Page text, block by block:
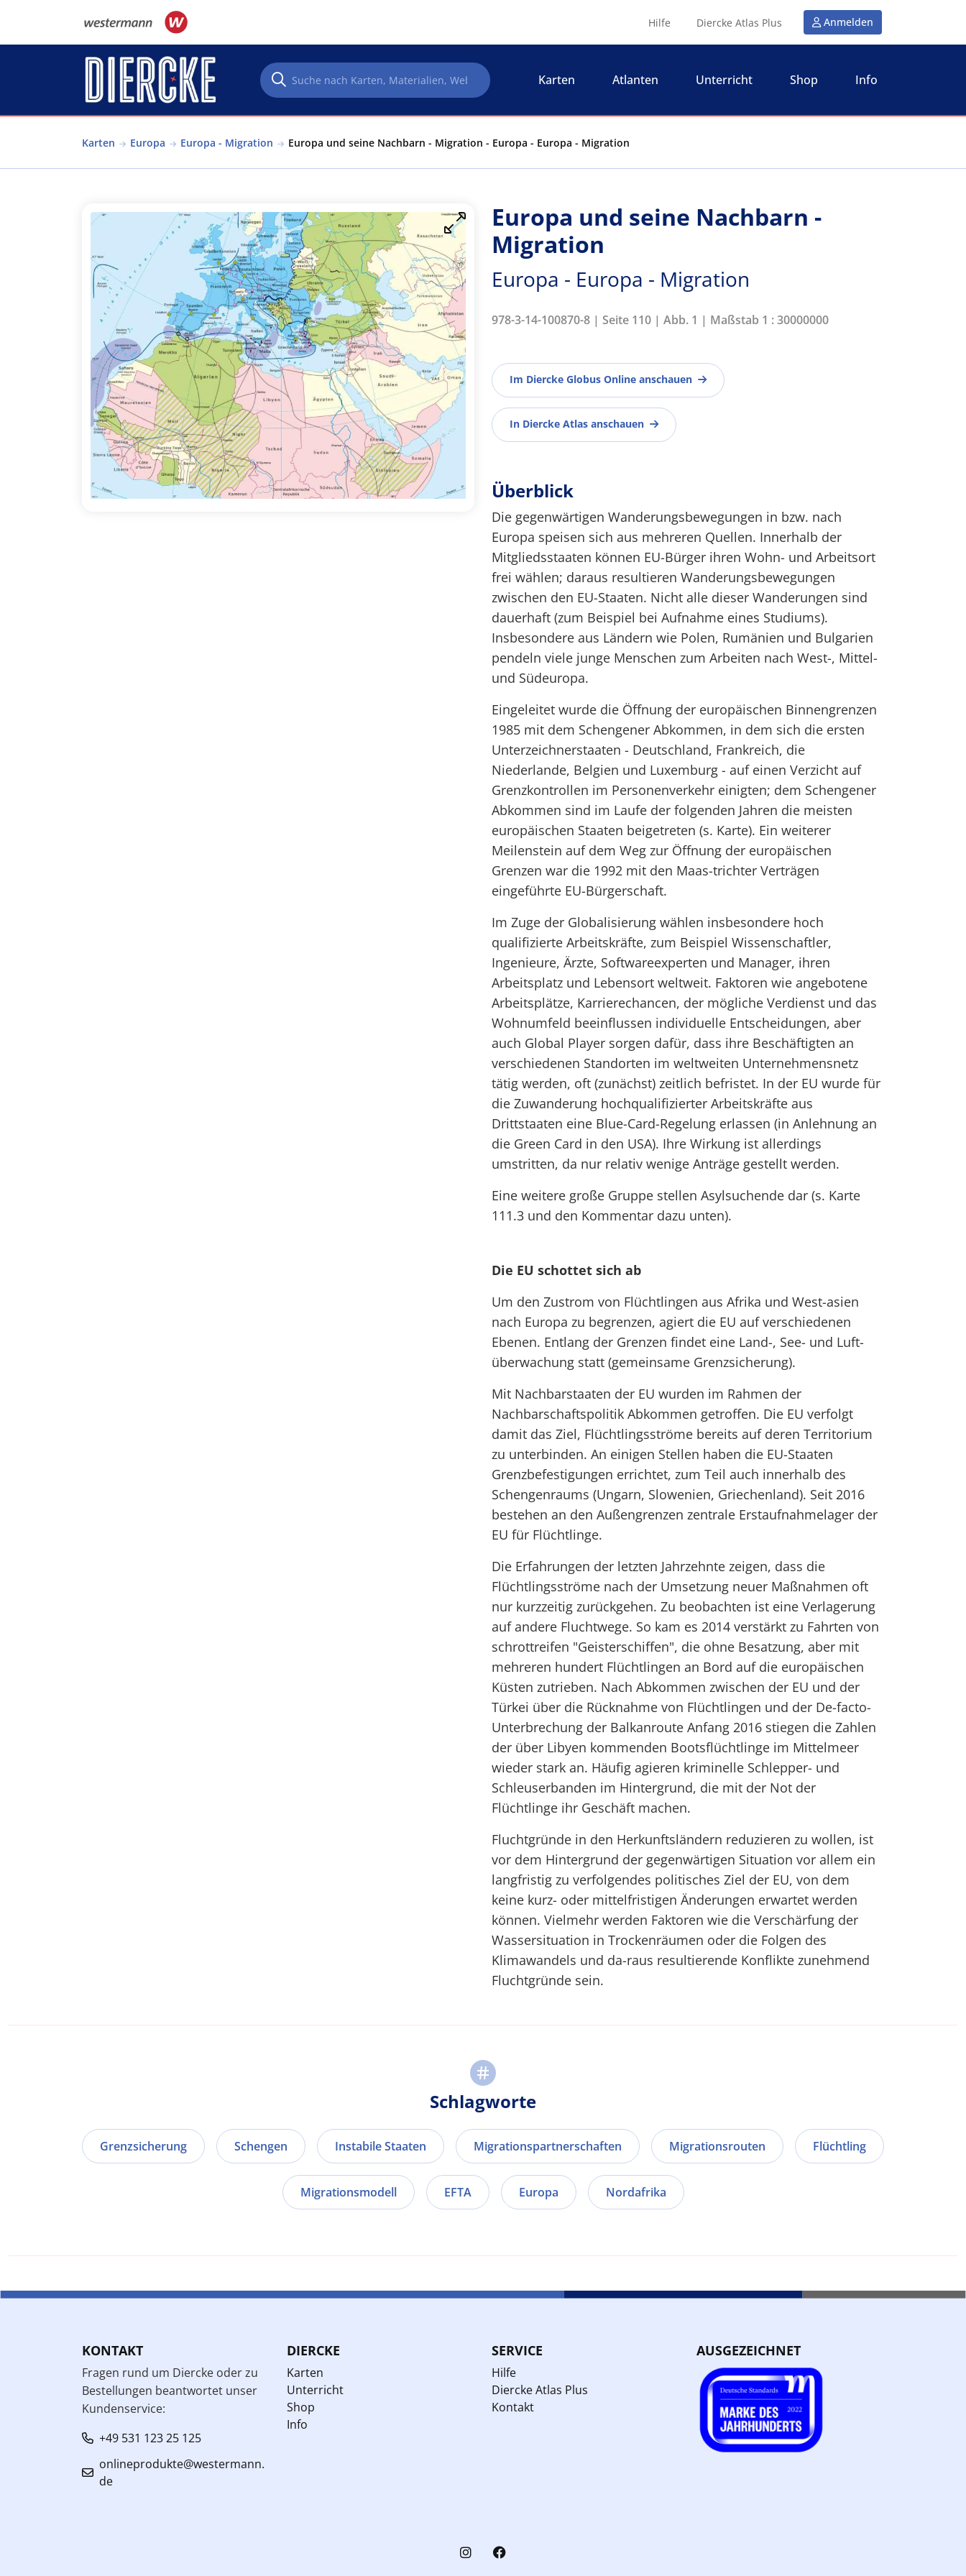
Hilfe Diercke Atlas Plus Anmelden
Karten Atlanten Unterricht Shop Info
Karten Europa Europa - Migration Europa und seine Nachbarn - Migration - Europa - Europa - Migration
Europa und seine Nachbarn -
Migration
Europa - Europa - Migration
978-3-14-100870-8 | Seite 110 | Abb. 1 | Maßstab 1 : 30000000
Im Diercke Globus Online anschauen
In Diercke Atlas anschauen
Überblick
Die gegenwärtigen Wanderungsbewegungen in bzw. nach
Europa speisen sich aus mehreren Quellen. Innerhalb der
Mitgliedsstaaten können EU-Bürger ihren Wohn- und Arbeitsort
frei wählen; daraus resultieren Wanderungsbewegungen
zwischen den EU-Staaten. Nicht alle dieser Wanderungen sind
dauerhaft (zum Beispiel bei Aufnahme eines Studiums).
Insbesondere aus Ländern wie Polen, Rumänien und Bulgarien
pendeln viele junge Menschen zum Arbeiten nach West-, Mittel-
und Südeuropa.
Eingeleitet wurde die Öffnung der europäischen Binnengrenzen
1985 mit dem Schengener Abkommen, in dem sich die ersten
Unterzeichnerstaaten - Deutschland, Frankreich, die
Niederlande, Belgien und Luxemburg - auf einen Verzicht auf
Grenzkontrollen im Personenverkehr einigten; dem Schengener
Abkommen sind im Laufe der folgenden Jahren die meisten
europäischen Staaten beigetreten (s. Karte). Ein weiterer
Meilenstein auf dem Weg zur Öffnung der europäischen
Grenzen war die 1992 mit den Maas-trichter Verträgen
eingeführte EU-Bürgerschaft.
Im Zuge der Globalisierung wählen insbesondere hoch
qualifizierte Arbeitskräfte, zum Beispiel Wissenschaftler,
Ingenieure, Ärzte, Softwareexperten und Manager, ihren
Arbeitsplatz und Lebensort weltweit. Faktoren wie angebotene
Arbeitsplätze, Karrierechancen, der mögliche Verdienst und das
Wohnumfeld beeinflussen individuelle Entscheidungen, aber
auch Global Player sorgen dafür, dass ihre Beschäftigten an
verschiedenen Standorten im weltweiten Unternehmensnetz
tätig werden, oft (zunächst) zeitlich befristet. In der EU wurde für
die Zuwanderung hochqualifizierter Arbeitskräfte aus
Drittstaaten eine Blue-Card-Regelung erlassen (in Anlehnung an
die Green Card in den USA). Ihre Wirkung ist allerdings
umstritten, da nur relativ wenige Anträge gestellt werden.
Eine weitere große Gruppe stellen Asylsuchende dar (s. Karte
111.3 und den Kommentar dazu unten).
Die EU schottet sich ab
Um den Zustrom von Flüchtlingen aus Afrika und West-asien
nach Europa zu begrenzen, agiert die EU auf verschiedenen
Ebenen. Entlang der Grenzen findet eine Land-, See- und Luft-
überwachung statt (gemeinsame Grenzsicherung).
Mit Nachbarstaaten der EU wurden im Rahmen der
Nachbarschaftspolitik Abkommen getroffen. Die EU verfolgt
damit das Ziel, Flüchtlingsströme bereits auf deren Territorium
zu unterbinden. An einigen Stellen haben die EU-Staaten
Grenzbefestigungen errichtet, zum Teil auch innerhalb des
Schengenraums (Ungarn, Slowenien, Griechenland). Seit 2016
bestehen an den Außengrenzen zentrale Erstaufnahmelager der
EU für Flüchtlinge.
Die Erfahrungen der letzten Jahrzehnte zeigen, dass die
Flüchtlingsströme nach der Umsetzung neuer Maßnahmen oft
nur kurzzeitig zurückgehen. Zu beobachten ist eine Verlagerung
auf andere Fluchtwege. So kam es 2014 verstärkt zu Fahrten von
schrottreifen "Geisterschiffen", die ohne Besatzung, aber mit
mehreren hundert Flüchtlingen an Bord auf die europäischen
Küsten zutrieben. Nach Abkommen zwischen der EU und der
Türkei über die Rücknahme von Flüchtlingen und der De-facto-
Unterbrechung der Balkanroute Anfang 2016 stiegen die Zahlen
der über Libyen kommenden Bootsflüchtlinge im Mittelmeer
wieder stark an. Häufig agieren kriminelle Schlepper- und
Schleuserbanden im Hintergrund, die mit der Not der
Flüchtlinge ihr Geschäft machen.
Fluchtgründe in den Herkunftsländern reduzieren zu wollen, ist
vor dem Hintergrund der gegenwärtigen Situation vor allem ein
langfristig zu verfolgendes politisches Ziel der EU, von dem
keine kurz- oder mittelfristigen Änderungen erwartet werden
können. Vielmehr werden Faktoren wie die Verschärfung der
Wassersituation in Trockenräumen oder die Folgen des
Klimawandels und da-raus resultierende Konflikte zunehmend
Fluchtgründe sein.
Schlagworte
Grenzsicherung Schengen Instabile Staaten Migrationspartnerschaften Migrationsrouten Flüchtling
Migrationsmodell EFTA Europa Nordafrika
KONTAKT
Fragen rund um Diercke oder zu
Bestellungen beantwortet unser
Kundenservice:
+49 531 123 25 125
onlineprodukte@westermann.
de
DIERCKE
Karten
Unterricht
Shop
Info
SERVICE
Hilfe
Diercke Atlas Plus
Kontakt
AUSGEZEICHNET